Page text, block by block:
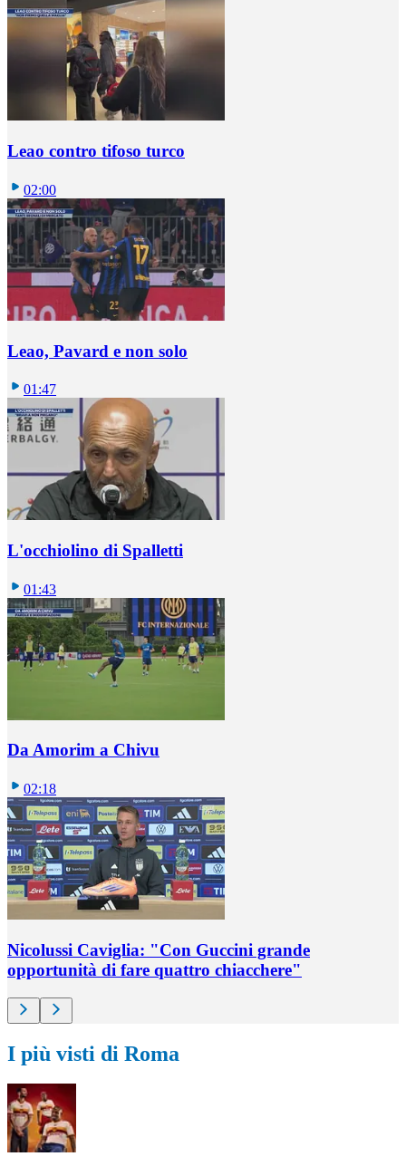
Leao contro tifoso turco
02:00
Leao, Pavard e non solo
01:47
L'occhiolino di Spalletti
01:43
Da Amorim a Chivu
02:18
Nicolussi Caviglia: "Con Guccini grande
opportunità di fare quattro chiacchere"
I più visti di Roma